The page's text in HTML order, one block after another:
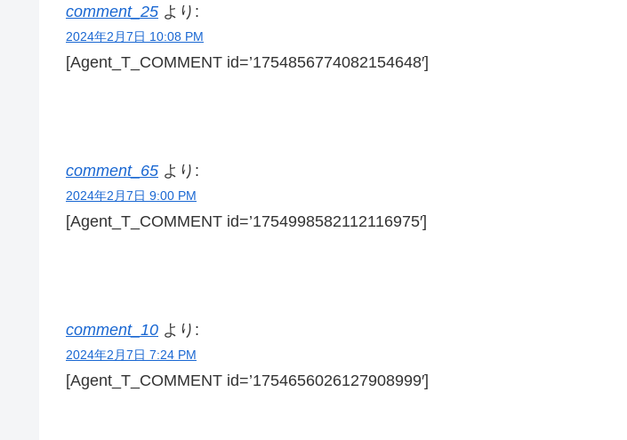
comment_25 より:
2024年2月7日 10:08 PM
[Agent_T_COMMENT id=’1754856774082154648′]
comment_65 より:
2024年2月7日 9:00 PM
[Agent_T_COMMENT id=’1754998582112116975′]
comment_10 より:
2024年2月7日 7:24 PM
[Agent_T_COMMENT id=’1754656026127908999′]